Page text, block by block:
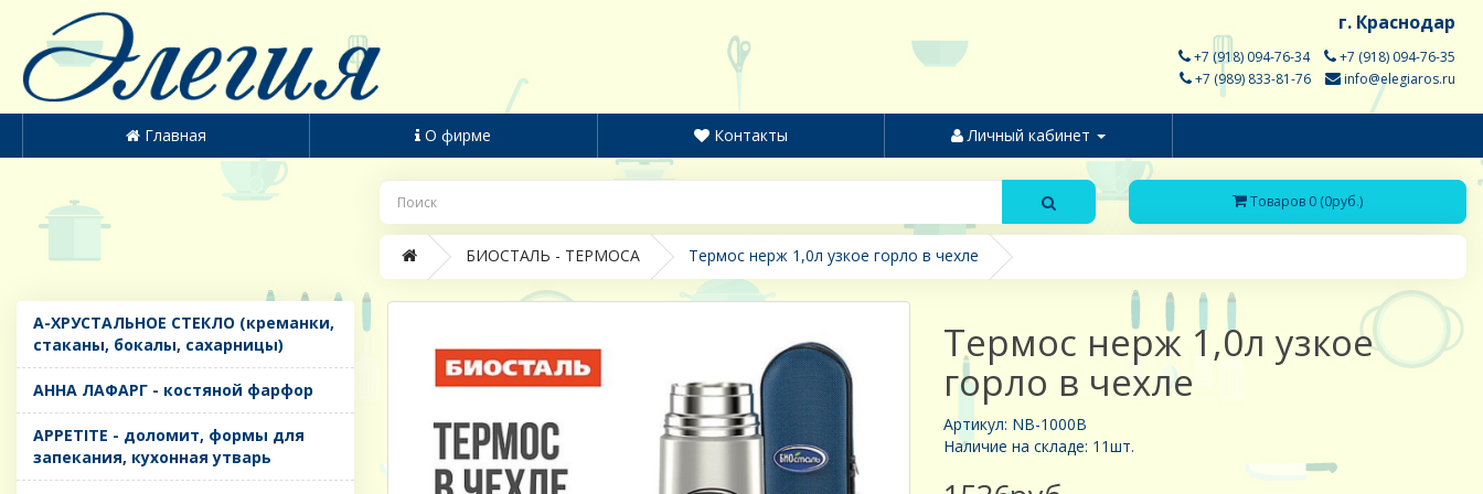
г. Краснодар
+7 (918) 094-76-34
+7 (918) 094-76-35
+7 (989) 833-81-76
info@elegiaros.ru
Главная О фирме Контакты Личный кабинет
Товаров 0 (0руб.)
БИОСТАЛЬ - ТЕРМОСА Термос нерж 1,0л узкое горло в чехле
A-ХРУСТАЛЬНОЕ СТЕКЛО (креманки,
стаканы, бокалы, сахарницы)
AHHA ЛАФАРГ - костяной фарфор
APPETITE - доломит, формы для
запекания, кухонная утварь
Термос нерж 1,0л узкое
горло в чехле
Артикул: NB-1000В
Наличие на складе: 11шт.